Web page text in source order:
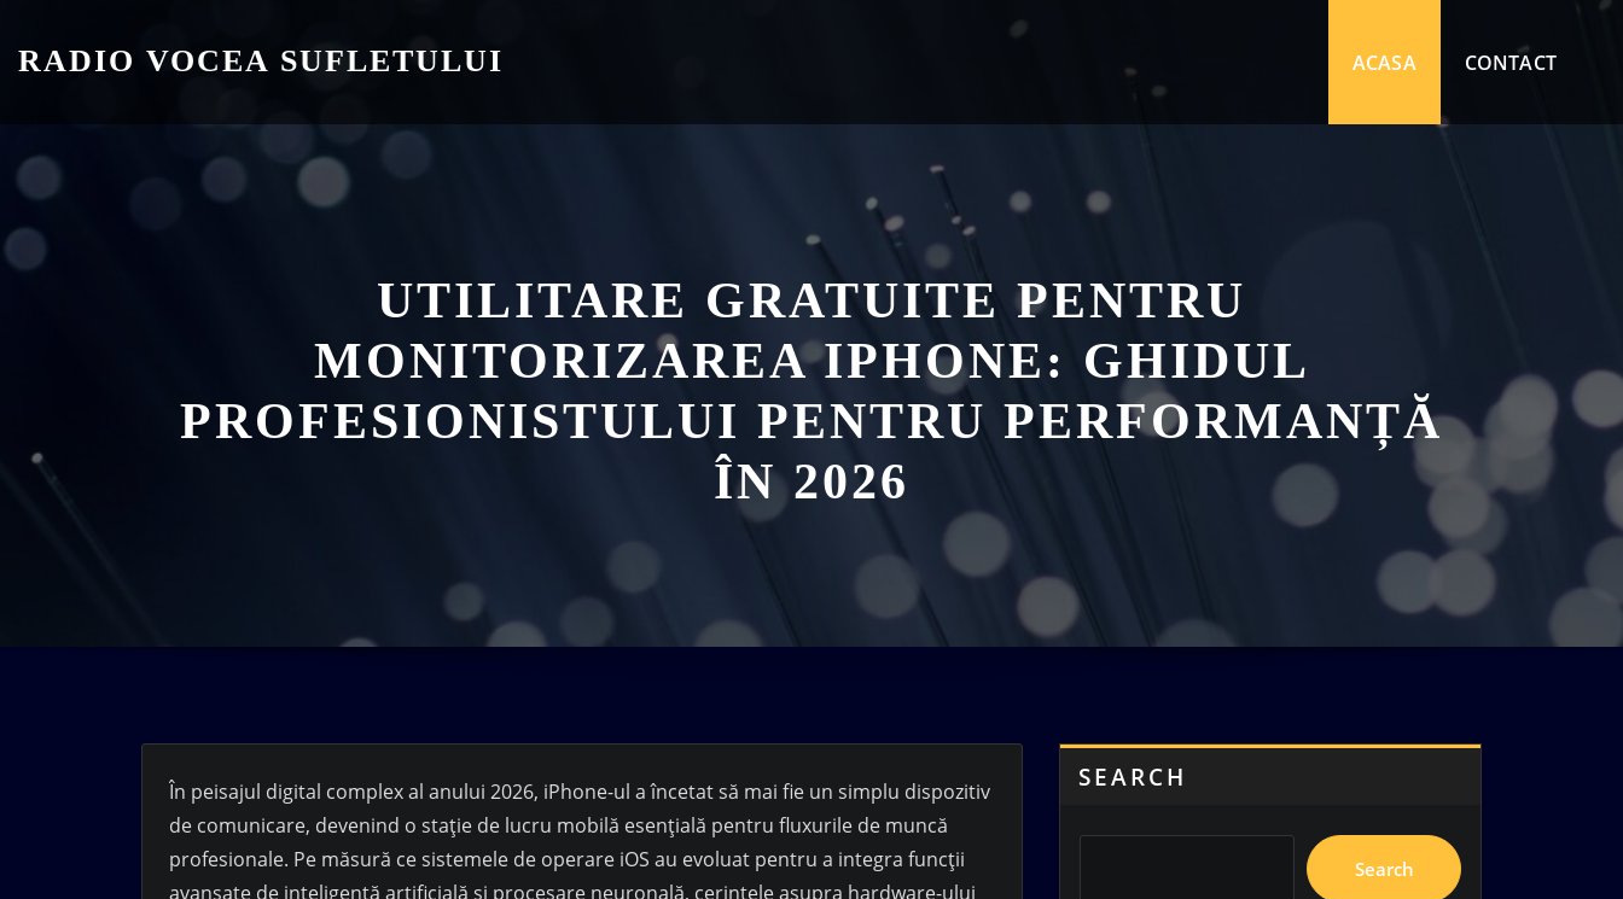
RADIO VOCEA SUFLETULUI ACASA CONTACT
UTILITARE GRATUITE PENTRU
MONITORIZAREA IPHONE: GHIDUL
PROFESIONISTULUI PENTRU PERFORMANȚĂ
ÎN 2026
În peisajul digital complex al anului 2026, iPhone-ul a încetat să mai fie un simplu dispozitiv
de comunicare, devenind o stație de lucru mobilă esențială pentru fluxurile de muncă
profesionale. Pe măsură ce sistemele de operare iOS au evoluat pentru a integra funcții
avansate de inteligență artificială și procesare neuronală, cerințele asupra hardware-ului
SEARCH
Search